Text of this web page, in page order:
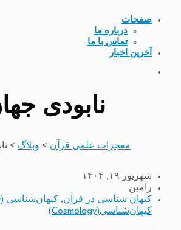
صفحات
درباره ما
تماس با ما
آخرین اخبار
نابودی
معجزات علمی قرآن > وبلاگ >
شهریور ۱۹, ۱۴۰۴
رامین
کیهان شناسی در قرآن, کیهان‌شناسی (Cosmology)
کیهان‌شناسی(Cosmology)